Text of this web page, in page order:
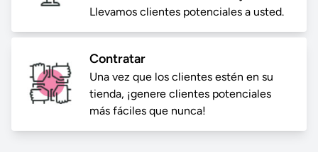
Llevamos clientes potenciales a usted.
Contratar
Una vez que los clientes estén en su
tienda, ¡genere clientes potenciales
más fáciles que nunca!